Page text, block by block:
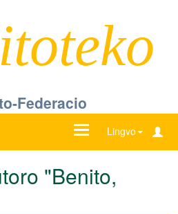
Federacio
Lingvo
Ŝanĝu
"Benito,